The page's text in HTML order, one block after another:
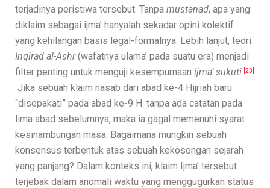
terjadinya peristiwa tersebut. Tanpa mustanad, apa yang
diklaim sebagai ijma’ hanyalah sekadar opini kolektif
yang kehilangan basis legal-formalnya. Lebih lanjut, teori
Inqirad al-Ashr(wafatnya ulama’ pada suatu era) menjadi
filter penting untuk menguji kesempurnaan ijma’ sukuti [23]
Jika sebuah klaim nasab dari abad ke-4 Hijriah baru
“disepakati” pada abad ke-9 H. tanpa ada catatan pada
lima abad sebelumnya, maka ia gagal memenuhi syarat
kesinambungan masa. Bagaimana mungkin sebuah
konsensus terbentuk atas sebuah kekosongan sejarah
yang panjang? Dalam konteks ini, klaim Ijma’ tersebut
terjebak dalam anomali waktu yang menggugurkan status